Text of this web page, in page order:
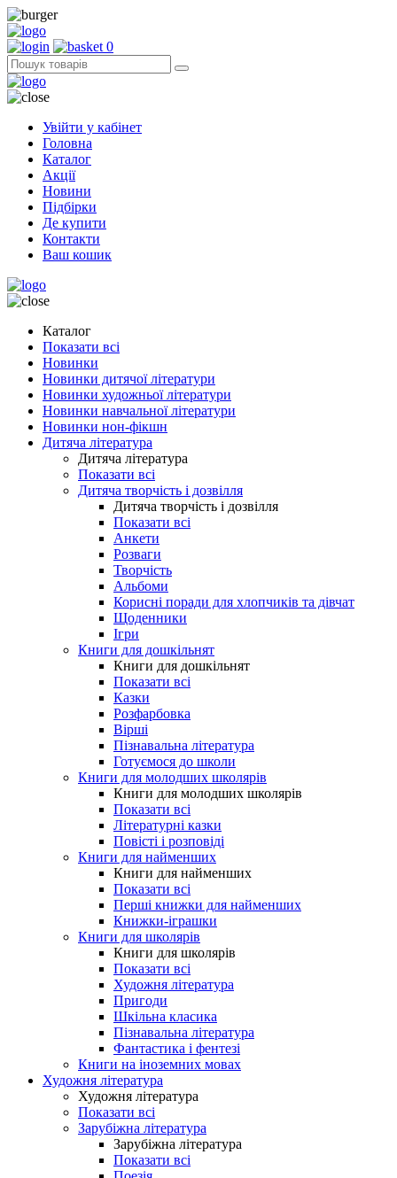
0
Увійти у кабінет
Головна
Каталог
Акції
Новини
Підбірки
Де купити
Контакти
Ваш кошик
Каталог
Показати всі
Новинки
Новинки дитячої літератури
Новинки художньої літератури
Новинки навчальної літератури
Новинки нон-фікшн
Дитяча література
Дитяча література
Показати всі
Дитяча творчість і дозвілля
Дитяча творчість і дозвілля
Показати всі
Анкети
Розваги
Творчість
Альбоми
Корисні поради для хлопчиків та дівчат
Щоденники
Ігри
Книги для дошкільнят
Книги для дошкільнят
Показати всі
Казки
Розфарбовка
Вірші
Пізнавальна література
Готуємося до школи
Книги для молодших школярів
Книги для молодших школярів
Показати всі
Літературні казки
Повісті і розповіді
Книги для найменших
Книги для найменших
Показати всі
Перші книжки для найменших
Книжки-іграшки
Книги для школярів
Книги для школярів
Показати всі
Художня література
Пригоди
Шкільна класика
Пізнавальна література
Фантастика і фентезі
Книги на іноземних мовах
Художня література
Художня література
Показати всі
Зарубіжна література
Зарубіжна література
Показати всі